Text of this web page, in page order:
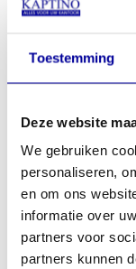
Toestemming
Deze website
We gebruiken
personaliseren,
en om ons
informatie over
partners voor
partners kunnen
Kruk Taboeret
INCL BTW: €189,00